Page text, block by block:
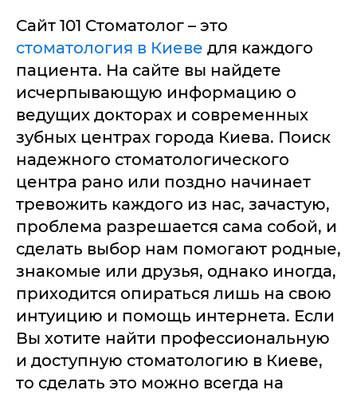
Сайт 101 Стоматолог – это
стоматология в Киеве для каждого
пациента. На сайте вы найдете
исчерпывающую информацию о
ведущих докторах и современных
зубных центрах города Киева. Поиск
надежного стоматологического
центра рано или поздно начинает
тревожить каждого из нас, зачастую,
проблема разрешается сама собой, и
сделать выбор нам помогают родные,
знакомые или друзья, однако иногда,
приходится опираться лишь на свою
интуицию и помощь интернета. Если
Вы хотите найти профессиональную
и доступную стоматологию в Киеве,
то сделать это можно всегда на